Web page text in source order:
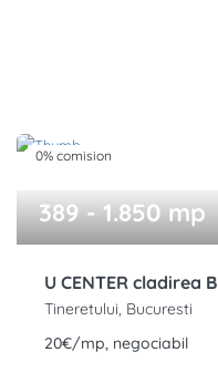
0% comision
389 - 1.850 mp
U CENTER cladirea B
Tineretului, Bucuresti
20€/mp, negociabil